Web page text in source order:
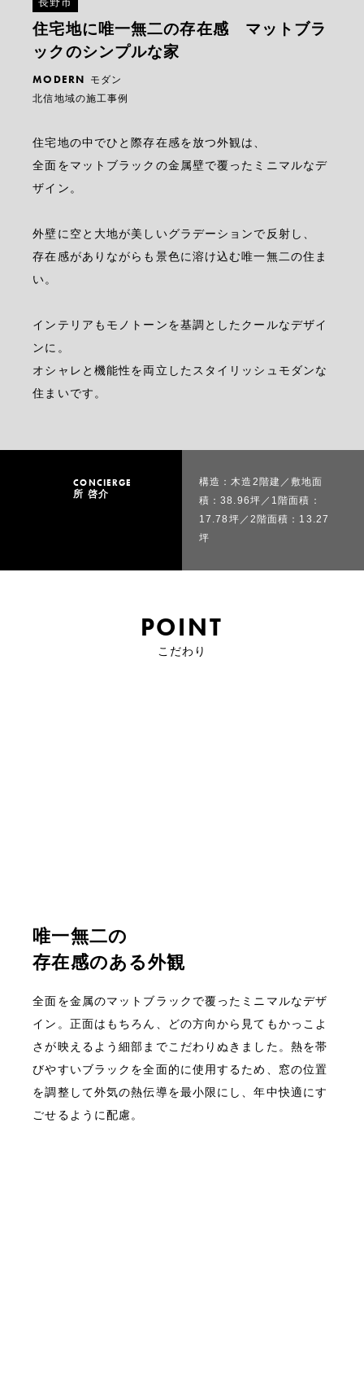
住宅地に唯一無二の存在感 マットブラ
ックのシンプルな家
MODERN
モダン
北信地域の施工事例
住宅地の中でひと際存在感を放つ外観は、
全面をマットブラックの金属壁で覆ったミニマルなデ
ザイン。
外壁に空と大地が美しいグラデーションで反射し、
存在感がありながらも景色に溶け込む唯一無二の住ま
い。
インテリアもモノトーンを基調としたクールなデザイ
ンに。
オシャレと機能性を両立したスタイリッシュモダンな
住まいです。
CONCIERGE
所 啓介
構造：木造2階建／敷地面
積：38.96坪／1階面積：
17.78坪／2階面積：13.27
坪
POINT
こだわり
唯一無二の
存在感のある外観
全面を金属のマットブラックで覆ったミニマルなデザ
イン。正面はもちろん、どの方向から見てもかっこよ
さが映えるよう細部までこだわりぬきました。熱を帯
びやすいブラックを全面的に使用するため、窓の位置
を調整して外気の熱伝導を最小限にし、年中快適にす
ごせるように配慮。